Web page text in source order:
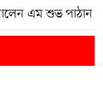
এম শুভ পাঠান